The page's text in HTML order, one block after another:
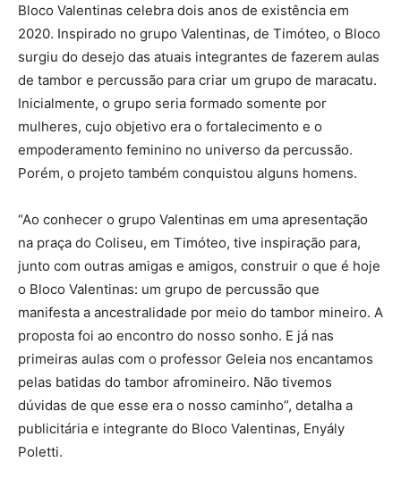
Bloco Valentinas celebra dois anos de existência em
2020. Inspirado no grupo Valentinas, de Timóteo, o Bloco
surgiu do desejo das atuais integrantes de fazerem aulas
de tambor e percussão para criar um grupo de maracatu.
Inicialmente, o grupo seria formado somente por
mulheres, cujo objetivo era o fortalecimento e o
empoderamento feminino no universo da percussão.
Porém, o projeto também conquistou alguns homens.
“Ao conhecer o grupo Valentinas em uma apresentação
na praça do Coliseu, em Timóteo, tive inspiração para,
junto com outras amigas e amigos, construir o que é hoje
o Bloco Valentinas: um grupo de percussão que
manifesta a ancestralidade por meio do tambor mineiro. A
proposta foi ao encontro do nosso sonho. E já nas
primeiras aulas com o professor Geleia nos encantamos
pelas batidas do tambor afromineiro. Não tivemos
dúvidas de que esse era o nosso caminho”, detalha a
publicitária e integrante do Bloco Valentinas, Enyály
Poletti.